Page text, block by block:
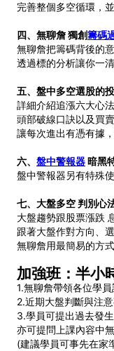
完善整個多空循環，
四、無聊詹 獨創籌碼
無聊詹把籌碼背後的
透過標的分析讓你一
五、盤中多空選股的
詳細介紹追漲六大心
頭部破線口訣以及買
讓每次進出有憑有據
六、 盤中警報器暗黑
盤中警報器另有特殊
七、大盤多空 判別心
大盤趨勢跟股票漲跌
跟著大盤作對方向、
無聊詹用最簡易的方
加強班：半小
1.無聊詹帶領各位學
2.近期大盤判斷與注
3.學員可提出過去發
亦可提問上課內容中
(建議學員可事先在家